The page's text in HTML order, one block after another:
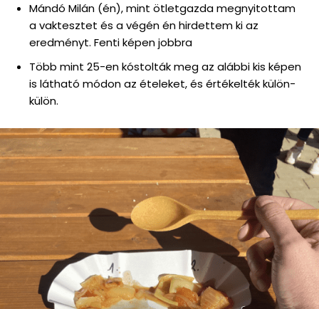
Mándó Milán (én), mint ötletgazda megnyitottam
a vaktesztet és a végén én hirdettem ki az
eredményt. Fenti képen jobbra
Több mint 25-en kóstolták meg az alábbi kis képen
is látható módon az ételeket, és értékelték külön-
külön.